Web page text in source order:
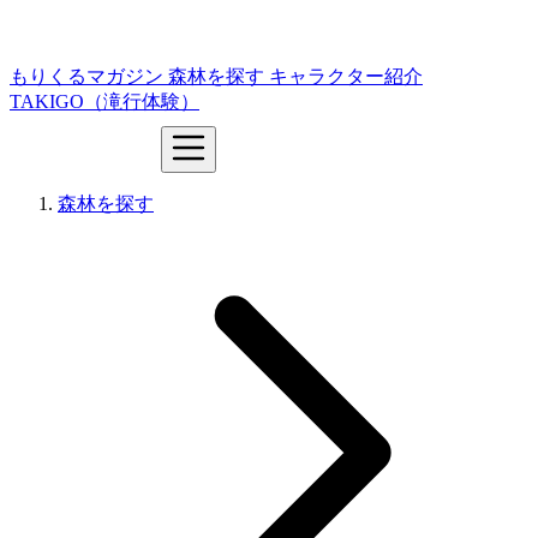
もりくるマガジン 森林を探す キャラクター紹介
TAKIGO（滝行体験）
森林を探す